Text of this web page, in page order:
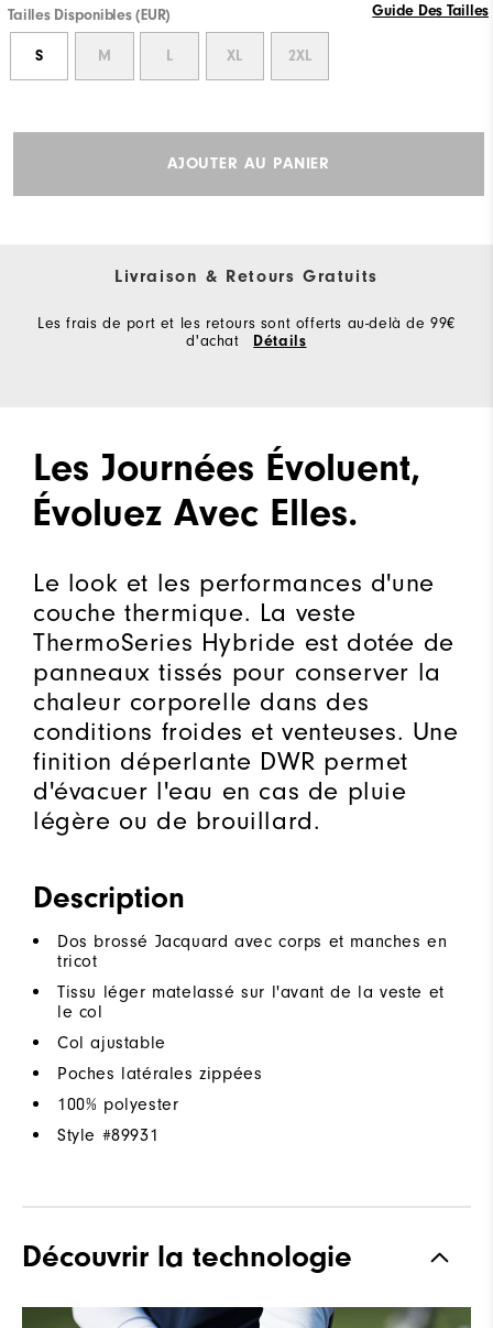
Tailles Disponibles (EUR) Guide Des Tailles
S M L XL 2XL
AJOUTER AU PANIER
Livraison & Retours Gratuits
Les frais de port et les retours sont offerts au-delà de 99€
d'achat
Détails
Les Journées Évoluent,
Évoluez Avec Elles.
Le look et les performances d'une
couche thermique. La veste
ThermoSeries Hybride est dotée de
panneaux tissés pour conserver la
chaleur corporelle dans des
conditions froides et venteuses. Une
finition déperlante DWR permet
d'évacuer l'eau en cas de pluie
légère ou de brouillard.
Description
Dos brossé Jacquard avec corps et manches en
tricot
Tissu léger matelassé sur l'avant de la veste et
le col
Col ajustable
Poches latérales zippées
100% polyester
Style #89931
Découvrir la technologie